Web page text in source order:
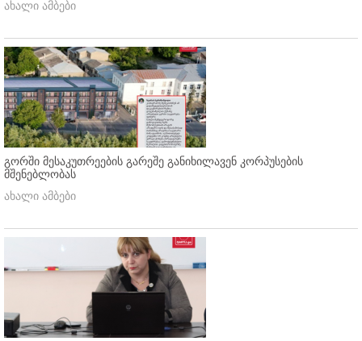
ახალი ამბები
გორში მესაკუთრეების გარეშე განიხილავენ კორპუსების
მშენებლობას
ახალი ამბები